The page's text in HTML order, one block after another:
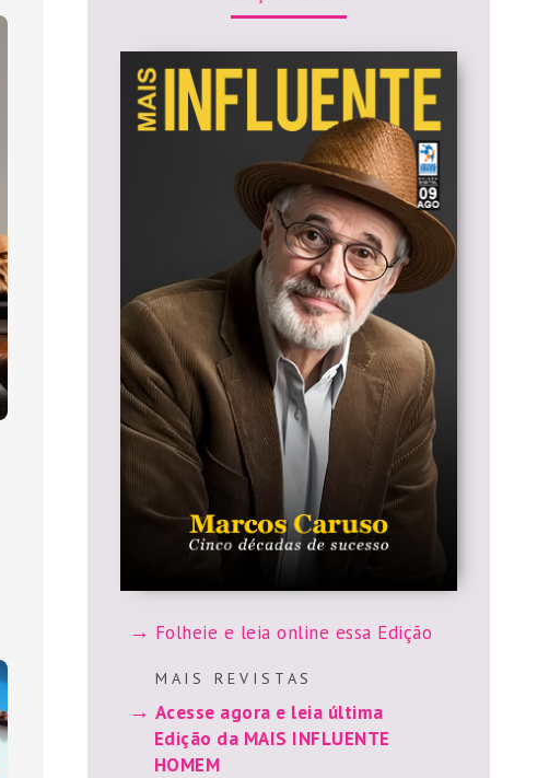
Folheie e leia online essa Edição
M A I S R E V I S T A S
Acesse agora e leia última
Edição da MAIS INFLUENTE
HOMEM